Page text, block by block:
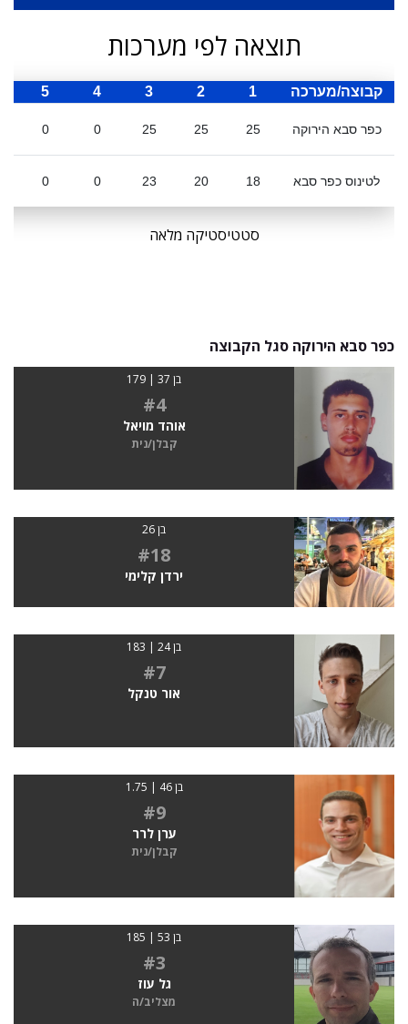
תוצאה לפי מערכות
קבוצה/מערכה 1
2
3
4
5
כפר סבא הירוקה 25
25
25
0
0
לטינוס כפר סבא 18
20
23
0
0
סטטיסטיקה מלאה
כפר סבא הירוקה סגל הקבוצה
בן 37 | 179
#4
אוהד מויאל
קבלן/נית
בן 26
#18
ירדן קלימי
בן 24 | 183
#7
אור טנקל
בן 46 | 1.75
#9
ערן לרר
קבלן/נית
בן 53 | 185
#3
גל עוז
מצליב/ה